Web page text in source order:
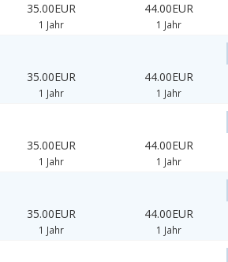
35.00EUR
1 Jahr
44.00EUR
1 Jahr
35.00EUR
1 Jahr
44.00EUR
1 Jahr
35.00EUR
1 Jahr
44.00EUR
1 Jahr
35.00EUR
1 Jahr
44.00EUR
1 Jahr